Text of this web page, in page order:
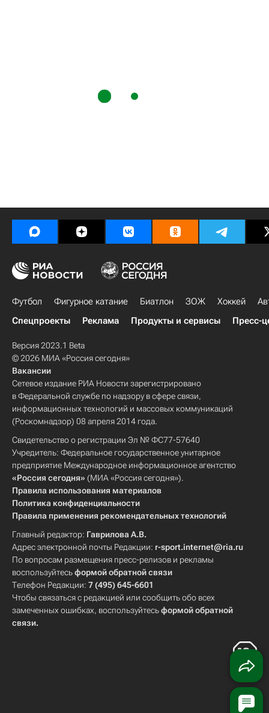
Футбол Фигурное катание Биатлон ЗОЖ Хоккей
Спецпроекты
Реклама Продукты и сервисы Пресс-
Версия 2023.1 Beta
© 2026 МИА «Россия сегодня»
Вакансии
Сетевое издание РИА Новости зарегистрировано
в Федеральной службе по надзору в сфере связи,
информационных технологий и массовых коммуникаций
(Роскомнадзор) 08 апреля 2014 года.
Свидетельство о регистрации Эл № ФС77-57640
Учредитель: Федеральное государственное унитарное
предприятие Международное информационное агентство
«Россия сегодня» (МИА «Россия сегодня»).
Правила использования материалов
Политика конфиденциальности
Правила применения рекомендательных технологий
Главный редактор: Гаврилова А.В.
Адрес электронной почты Редакции: r-sport.internet@ria.ru
По вопросам размещения пресс-релизов и рекламы
воспользуйтесьформой обратной связи
Телефон Редакции: 7 (495) 645-6601
Чтобы связаться с редакцией или сообщить обо всех
замеченных ошибках, воспользуйтесьформой обратной
связи.